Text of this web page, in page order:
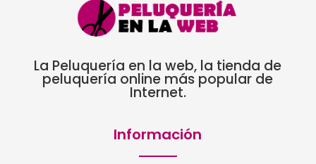
La Peluquería en la web, la tienda de
peluquería online más popular de
Internet.
Información